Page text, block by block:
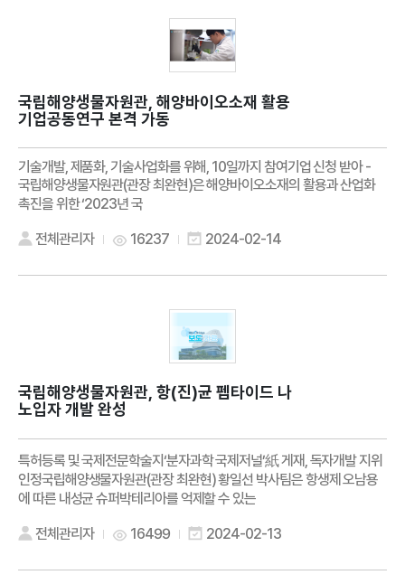
국립해양생물자원관, 해양바이오소재 활용
기업공동연구 본격 가동
기술개발, 제품화, 기술사업화를 위해, 10일까지 참여기업 신청 받아 -
국립해양생물자원관(관장 최완현)은 해양바이오소재의 활용과 산업화
촉진을 위한 ‘2023년 국
전체관리자 16237 2024-02-14
국립해양생물자원관, 항(진)균 펩타이드 나
노입자 개발 완성
특허등록 및 국제전문학술지‘분자과학 국제저널’紙 게재, 독자개발 지위
인정국립해양생물자원관(관장 최완현) 황일선 박사팀은 항생제 오남용
에 따른 내성균 슈퍼박테리아를 억제할 수 있는
전체관리자 16499 2024-02-13